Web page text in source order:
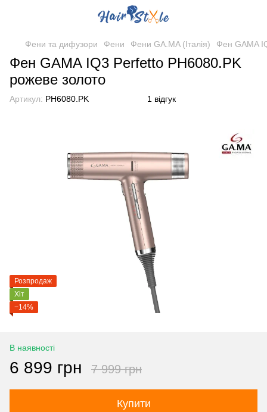
Фени та дифузори Фени Фени GA.MA (Італія) Фен GAMA
Фен GAMA IQ3 Perfetto PH6080.PK
рожеве золото
Артикул: PH6080.PK 1 відгук
Розпродаж
Хіт
−14%
В наявності
6 899 грн 7 999 грн
Купити